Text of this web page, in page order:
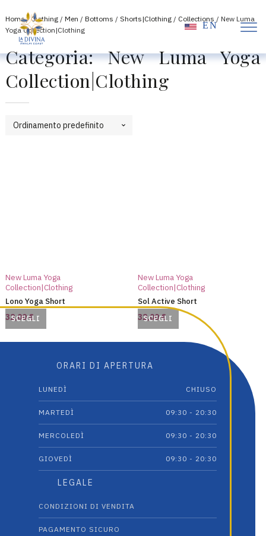
EN
Home/Clothing/ Men / Bottoms / Shorts|Clothing/ Collections / New Luma
Yoga Collection|Clothing
Categoria:New Luma Yoga
Collection|Clothing
SCEGLI
possono
prodotto
New Luma Yoga
Collection|Clothing
Lono Yoga Short
32,00€ SCEGLI
ha
Le
opzioni
possono
New Luma Yoga
Collection|Clothing
Sol Active Short
32,00€
ORARI DI APERTURA
LUNEDÌ CHIUSO
MARTEDÌ 09:30 - 20:30
MERCOLEDÌ 09:30 - 20:30
GIOVEDÌ 09:30 - 20:30
LEGALE
CONDIZIONI DI VENDITA
PAGAMENTO SICURO